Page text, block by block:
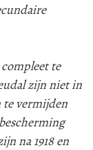
te
zijn niet in
te vermijden
na 1918 en